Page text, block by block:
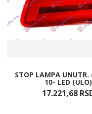
STOP LAMPA UNUTR.
10- LED (ULO)
17.221,68